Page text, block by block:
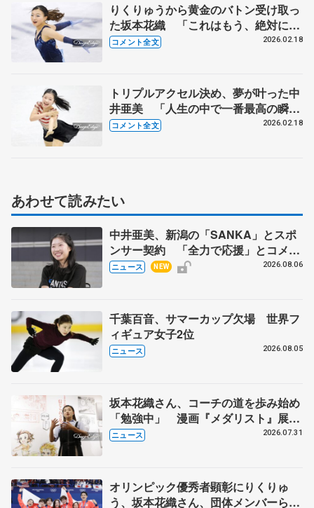
りくりゅうから黄金のバトン受け取っ
た坂本花織 「これはもう、絶対に落
とせない」 【ミラノ五輪女子SP
コメント全文 2026.02.18
トリプルアクセル決め、夢が叶った中
井亜美 「人生の中で一番最高の瞬
間」【ミラノ五輪女子SP後】
コメント全文 2026.02.18
あわせて読みたい
中井亜美、新潟の「SANKA」とスポ
ンサー契約 「全力で応援」とコメン
ト
ニュース NEW 2026.08.06
千葉百音、サマーカップ欠場 世界フ
ィギュア女子2位
ニュース 2026.08.05
坂本花織さん、コーチの道を歩み始め
「勉強中」 漫画『メダリスト』展覧
会で子どもたちにエール
ニュース 2026.07.31
オリンピック優秀者顕彰にりくりゅ
う、坂本花織さん、団体メンバーら